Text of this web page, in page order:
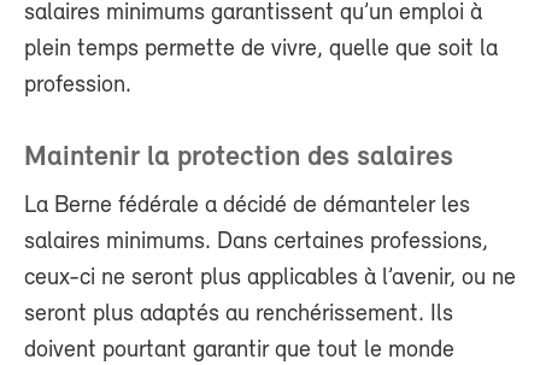
salaires minimums garantissent qu’un emploi à
plein temps permette de vivre, quelle que soit la
profession.
Maintenir la protection des salaires
La Berne fédérale a décidé de démanteler les
salaires minimums. Dans certaines professions,
ceux-ci ne seront plus applicables à l’avenir, ou ne
seront plus adaptés au renchérissement. Ils
doivent pourtant garantir que tout le monde